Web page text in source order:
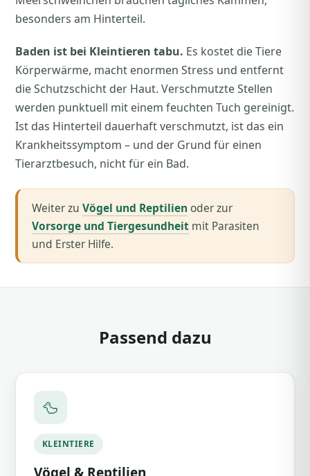
besonders am Hinterteil.
Baden ist bei Kleintieren tabu. Es kostet die Tiere
Körperwärme, macht enormen Stress und entfernt
die Schutzschicht der Haut. Verschmutzte Stellen
werden punktuell mit einem feuchten Tuch gereinigt.
Ist das Hinterteil dauerhaft verschmutzt, ist das ein
Krankheitssymptom – und der Grund für einen
Tierarztbesuch, nicht für ein Bad.
Weiter zu Vögel und Reptilien oder zur
Vorsorge und Tiergesundheit mit Parasiten
und Erster Hilfe.
Passend dazu
🦆
KLEINTIERE